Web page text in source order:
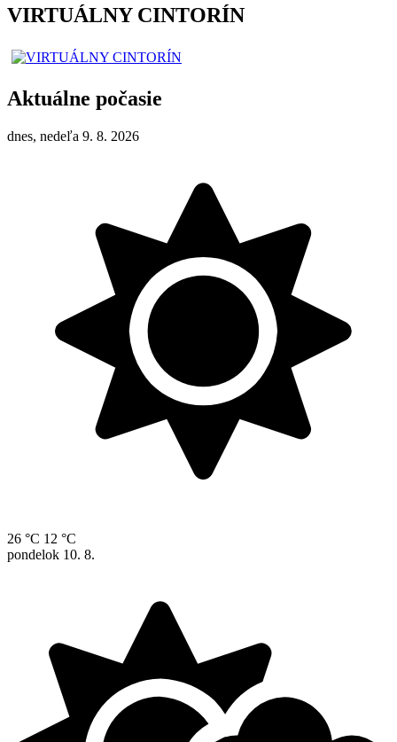
VIRTUÁLNY CINTORÍN
Aktuálne počasie
dnes, nedeľa 9. 8. 2026
26 °C 12 °C
pondelok 10. 8.